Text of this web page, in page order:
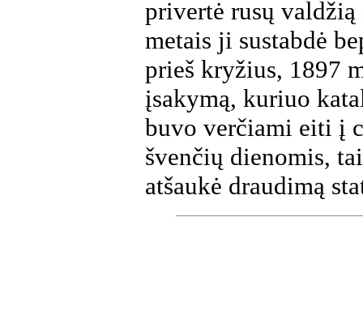
privertė rusų
metais ji sustabdė
prieš kryžius, 1897
įsakymą, kuriuo
buvo verčiami eiti į
švenčių dienomis,
atšaukė draudimą